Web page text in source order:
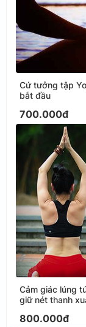
Cứ tưởng tập
bắt đầu
700.000đ
Cảm giác lúng
giữ nét thanh
800.000đ